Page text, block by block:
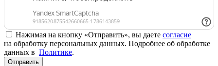
Нажимая на кнопку «Отправить», вы даете согласие
на обработку персональных данных. Подробнее об обработке
данных в Политике.
Отправить